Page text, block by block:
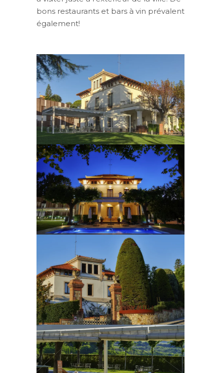
bons restaurants et bars à vin prévalent
également!